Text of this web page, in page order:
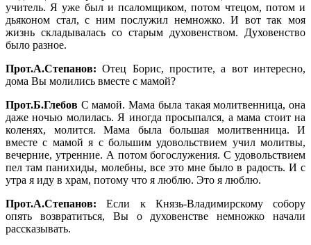
учитель. Я уже был и псаломщиком, потом чтецом, потом и
дьяконом стал, с ним послужил немножко. И вот так моя
жизнь складывалась со старым духовенством. Духовенство
было разное.
Прот.А.Степанов: Отец Борис, простите, а вот интересно,
дома Вы молились вместе с мамой?
Прот.Б.Глебов С мамой. Мама была такая молитвенница, она
даже ночью молилась. Я иногда просыпался, а мама стоит на
коленях, молится. Мама была большая молитвенница. И
вместе с мамой я с большим удовольствием учил молитвы,
вечерние, утренние. А потом богослужения. С удовольствием
пел там панихиды, молебны, все это мне было в радость. И с
утра я иду в храм, потому что я люблю. Это я люблю.
Прот.А.Степанов: Если к Князь-Владимирскому собору
опять возвратиться, Вы о духовенстве немножко начали
рассказывать.